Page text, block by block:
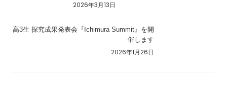
2026年3月13日
高3生 探究成果発表会『Ichimura Summit』を開
催します
2026年1月26日